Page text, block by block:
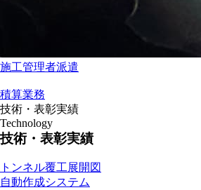
施工管理者派遣
積算業務
技術・表彰実績
Technology
技術・表彰実績
トンネル覆工展開図
自動作成システム